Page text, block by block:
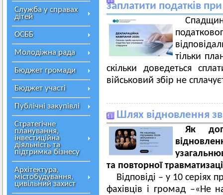
Служба у справах
дітей
ОСББ
Молодіжна рада
Бюджет громади
Бюджет участі
Публічні закупівлі
Стратегічне
планування,
інвестиційна
діяльність та
підтримка бізнесу
Архітектура,
містобудування,
цивільний захист
заплатити податків
тільки
скільки доведеться
військовий збір не
Шлях відновлення
Як
та повторної
Відповіді – у 10 серіях
фахівців і громад –«Не